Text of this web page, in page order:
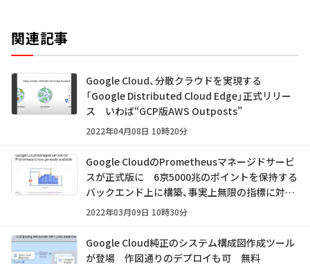
関連記事
Google Cloud、分散クラウドを実現する
「Google Distributed Cloud Edge」正式リリー
ス いわば“GCP版AWS Outposts”
2022年04月08日 10時20分
Google CloudのPrometheusマネージドサービ
スが正式版に 6京5000兆のポイントを保持する
バックエンド上に構築、事実上無限の指標に対応
可能
2022年03月09日 10時30分
Google Cloud純正のシステム構成図作成ツール
が登場 作図通りのデプロイも可 無料